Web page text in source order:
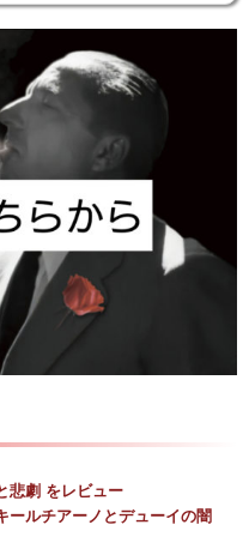
悲劇 をレビュー
ールチアーノとデューイの闇